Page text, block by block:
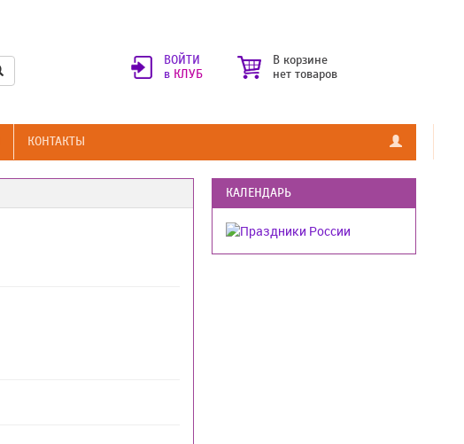
ВОЙТИ
в КЛУБ
В корзине
нет товаров
КОНТАКТЫ
КАЛЕНДАРЬ